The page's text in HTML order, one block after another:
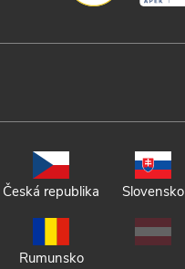
Česká republika Slovensko
Rumunsko